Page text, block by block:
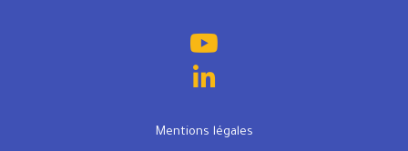
Mentions légales